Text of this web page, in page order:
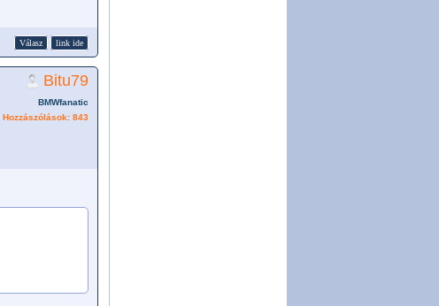
Válasz link ide
Bitu79
BMWfanatic
Hozzászólások: 843